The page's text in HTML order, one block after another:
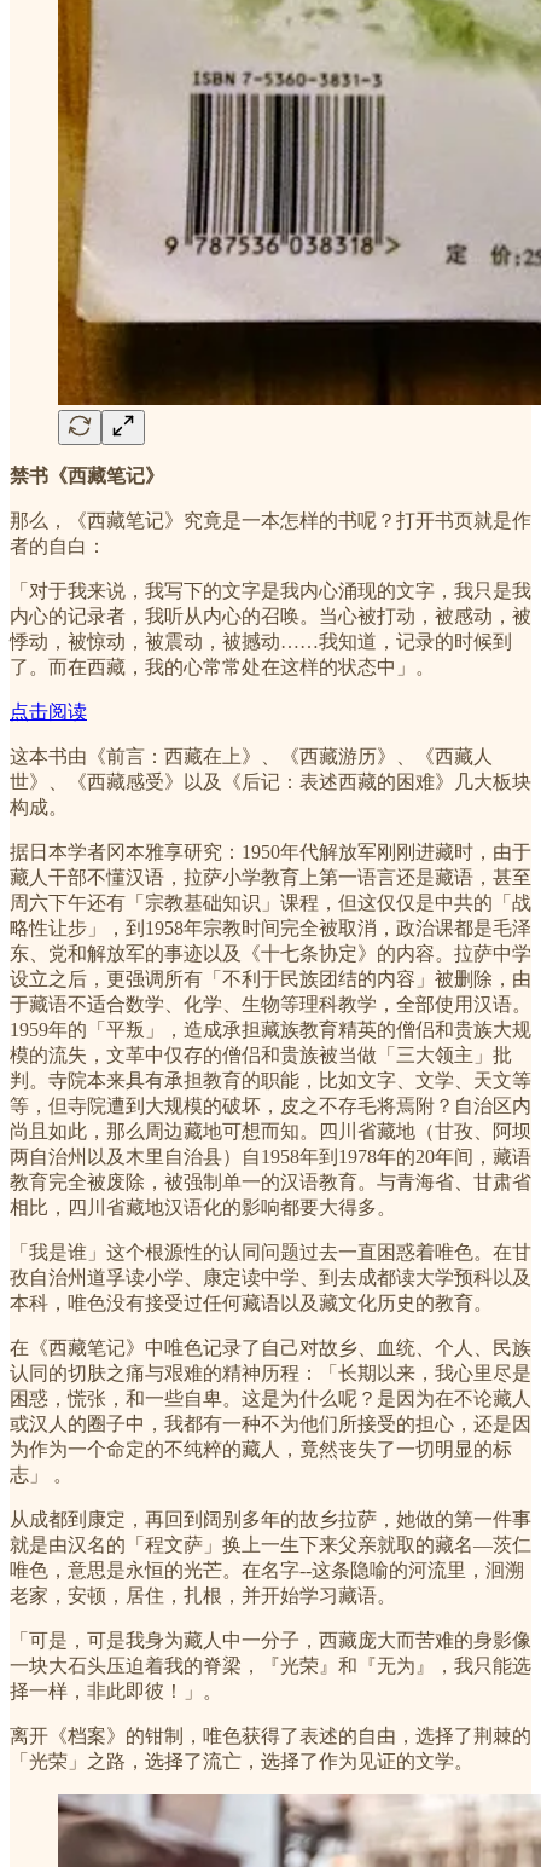
禁书《西藏笔记》
那么，《西藏笔记》究竟是一本怎样的书呢？打开书页就是作
者的自白：
「对于我来说，我写下的文字是我内心涌现的文字，我只是我
内心的记录者，我听从内心的召唤。当心被打动，被感动，被
悸动，被惊动，被震动，被撼动……我知道，记录的时候到
了。而在西藏，我的心常常处在这样的状态中」。
点击阅读
这本书由《前言：西藏在上》、《西藏游历》、《西藏人
世》、《西藏感受》以及《后记：表述西藏的困难》几大板块
构成。
据日本学者冈本雅享研究：1950年代解放军刚刚进藏时，由于
藏人干部不懂汉语，拉萨小学教育上第一语言还是藏语，甚至
周六下午还有「宗教基础知识」课程，但这仅仅是中共的「战
略性让步」，到1958年宗教时间完全被取消，政治课都是毛泽
东、党和解放军的事迹以及《十七条协定》的内容。拉萨中学
设立之后，更强调所有「不利于民族团结的内容」被删除，由
于藏语不适合数学、化学、生物等理科教学，全部使用汉语。
1959年的「平叛」，造成承担藏族教育精英的僧侣和贵族大规
模的流失，文革中仅存的僧侣和贵族被当做「三大领主」批
判。寺院本来具有承担教育的职能，比如文字、文学、天文等
等，但寺院遭到大规模的破坏，皮之不存毛将焉附？自治区内
尚且如此，那么周边藏地可想而知。四川省藏地（甘孜、阿坝
两自治州以及木里自治县）自1958年到1978年的20年间，藏语
教育完全被废除，被强制单一的汉语教育。与青海省、甘肃省
相比，四川省藏地汉语化的影响都要大得多。
「我是谁」这个根源性的认同问题过去一直困惑着唯色。在甘
孜自治州道孚读小学、康定读中学、到去成都读大学预科以及
本科，唯色没有接受过任何藏语以及藏文化历史的教育。
在《西藏笔记》中唯色记录了自己对故乡、血统、个人、民族
认同的切肤之痛与艰难的精神历程：「长期以来，我心里尽是
困惑，慌张，和一些自卑。这是为什么呢？是因为在不论藏人
或汉人的圈子中，我都有一种不为他们所接受的担心，还是因
为作为一个命定的不纯粹的藏人，竟然丧失了一切明显的标
志」 。
从成都到康定，再回到阔别多年的故乡拉萨，她做的第一件事
就是由汉名的「程文萨」换上一生下来父亲就取的藏名—茨仁
唯色，意思是永恒的光芒。在名字--这条隐喻的河流里，洄溯
老家，安顿，居住，扎根，并开始学习藏语。
「可是，可是我身为藏人中一分子，西藏庞大而苦难的身影像
一块大石头压迫着我的脊梁，『光荣』和『无为』，我只能选
择一样，非此即彼！」。
离开《档案》的钳制，唯色获得了表述的自由，选择了荆棘的
「光荣」之路，选择了流亡，选择了作为见证的文学。